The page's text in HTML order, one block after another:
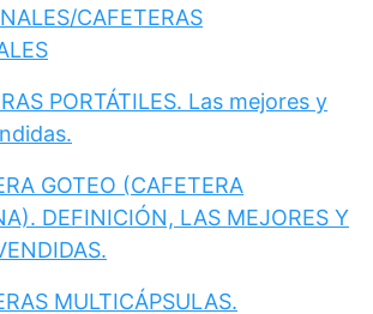
CAFETERAS
PORTÁTILES. Las mejores y
GOTEO (CAFETERA
DEFINICIÓN, LAS MEJORES Y
MULTICÁPSULAS.